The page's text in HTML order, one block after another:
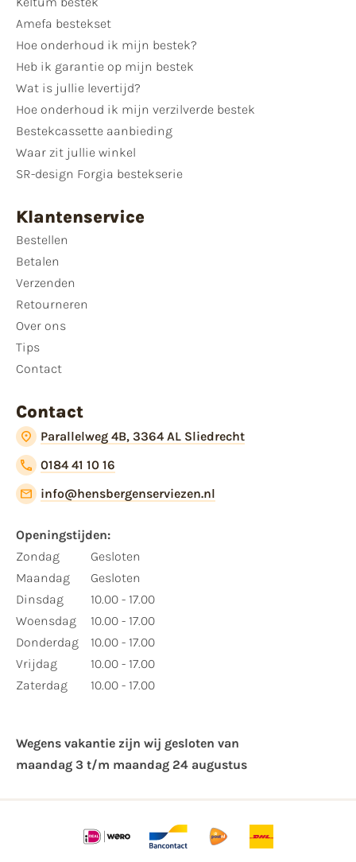
Amefa bestekset
Hoe onderhoud ik mijn bestek?
Heb ik garantie op mijn bestek
Wat is jullie levertijd?
Hoe onderhoud ik mijn verzilverde bestek
Bestekcassette aanbieding
Waar zit jullie winkel
SR-design Forgia bestekserie
Klantenservice
Bestellen
Betalen
Verzenden
Retourneren
Over ons
Tips
Contact
Contact
Parallelweg 4B, 3364 AL Sliedrecht
0184 41 10 16
info@hensbergenserviezen.nl
Openingstijden:
Zondag
Maandag
Dinsdag
Woensdag
Donderdag
Vrijdag
Zaterdag
Gesloten
Gesloten
10.00 - 17.00
10.00 - 17.00
10.00 - 17.00
10.00 - 17.00
10.00 - 17.00
Wegens vakantie zijn wij gesloten van ​
maandag 3 t/m maandag 24 augustus